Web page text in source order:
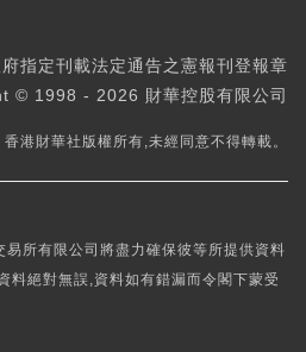
指定刊載法定通告之憲報刊登報章
© 1998 - 2026 財華控股有限公司
香港財華社版權所有,未經同意不得轉載。
所有限公司將盡力確保彼等所提供資料
料絕對無誤,資料如有錯漏而令閣下蒙受